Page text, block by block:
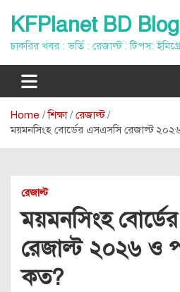
content
KFPlanet BD Blog
চাকরির খবর : ভর্তি : রেজাল্ট : টিপস:
Home শিক্ষা
রেজাল্ট
ময়মনসিংহ বোর্ডের এসএসসি রেজাল্ট
রেজাল্ট
ময়মনসিংহ
রেজাল্ট ২০২৬ ও
কত?